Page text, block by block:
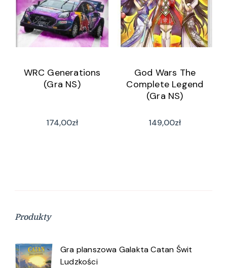
WRC Generations
(Gra NS)
174,00zł
God Wars The
Complete Legend
(Gra NS)
149,00zł
Produkty
Gra planszowa Galakta Catan Świt
Ludzkości